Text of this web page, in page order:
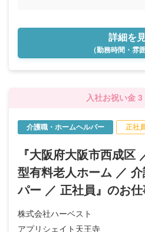
詳細を
（勤務時間・雰
入社お祝い金
介護職・ホームヘルパー 正社
『大阪府大阪市西成区
型有料老人ホーム ／
パー ／ 正社員』のお仕
株式会社ハーベスト
アプリシェイト天王寺